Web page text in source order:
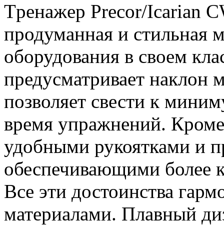
Тpeнaжep Precor/Icarian
продуманная и стильная
оборудования в своем
предусматривает наклон
позволяет свести к
время упражнений.
удобными рукоятками и
обеспечивающими более
Все эти достоинства
материалами. Плавный